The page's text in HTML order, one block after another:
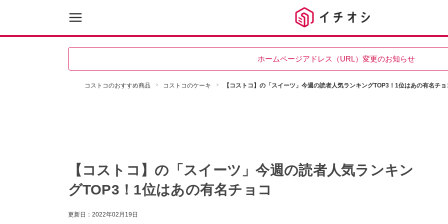
ホームページアドレス（URL）変更のお知らせ
コストコのおすすめ商品 コストコのケーキ 【コストコ】の「スイーツ」今週の読者人気ランキングTOP3！1位はあの有名チョ
【コストコ】の「スイーツ」今週の読者人気ランキン
グTOP3！1位はあの有名チョコ
更新日： 2022年02月19日